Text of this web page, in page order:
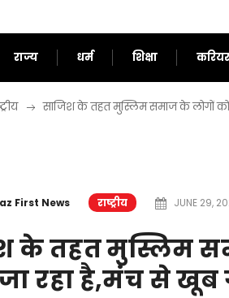
राज्य धर्म शिक्षा करियर
साजिश के तहत मुस्लिम समाज के लोगों
First News राष्ट्रीय JUNE 29,
के तहत मुस्लिम
रहा है,मंच से